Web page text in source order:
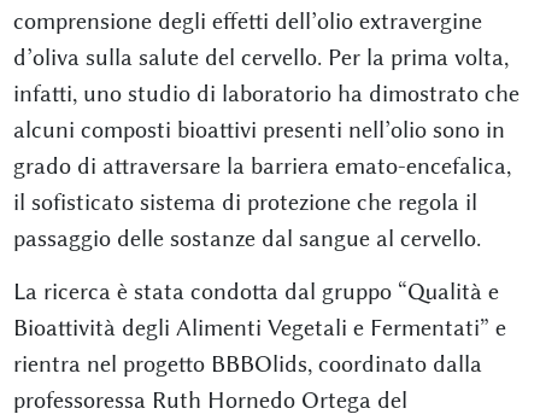
comprensione degli effetti dell’olio extravergine
d’oliva sulla salute del cervello. Per la prima volta,
infatti, uno studio di laboratorio ha dimostrato che
alcuni composti bioattivi presenti nell’olio sono in
grado di attraversare la barriera emato-encefalica,
il sofisticato sistema di protezione che regola il
passaggio delle sostanze dal sangue al cervello.
La ricerca è stata condotta dal gruppo “Qualità e
Bioattività degli Alimenti Vegetali e Fermentati” e
rientra nel progetto BBBOlids, coordinato dalla
professoressa Ruth Hornedo Ortega del